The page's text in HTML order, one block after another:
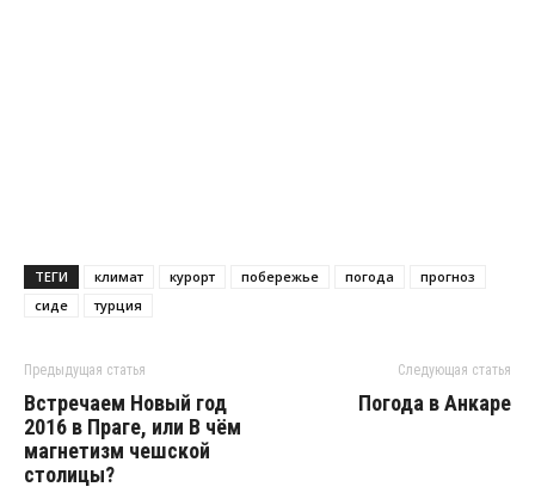
ТЕГИ климат курорт побережье погода
прогноз
сиде
турция
Предыдущая статья
Встречаем Новый год
2016 в Праге, или В чём
магнетизм чешской
столицы?
Следующая статья
Погода в Анкаре